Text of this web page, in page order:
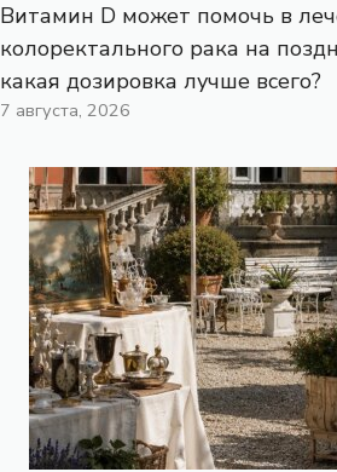
Витамин D может помочь в
колоректального рака на
какая дозировка лучше всего?
7 августа, 2026